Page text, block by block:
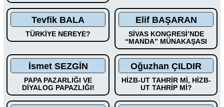
Tevfik BALA
TÜRKİYE NEREYE?
Elif BAŞARAN
SİVAS KONGRESİ’NDE
“MANDA” MÜNAKAŞASI
İsmet SEZGİN
PAPA PAZARLIĞI VE
DİYALOG PAPAZLIĞI!
Oğuzhan ÇILDIR
HİZB-UT TAHRİR Mİ, HİZB-
UT TAHRİP Mİ?